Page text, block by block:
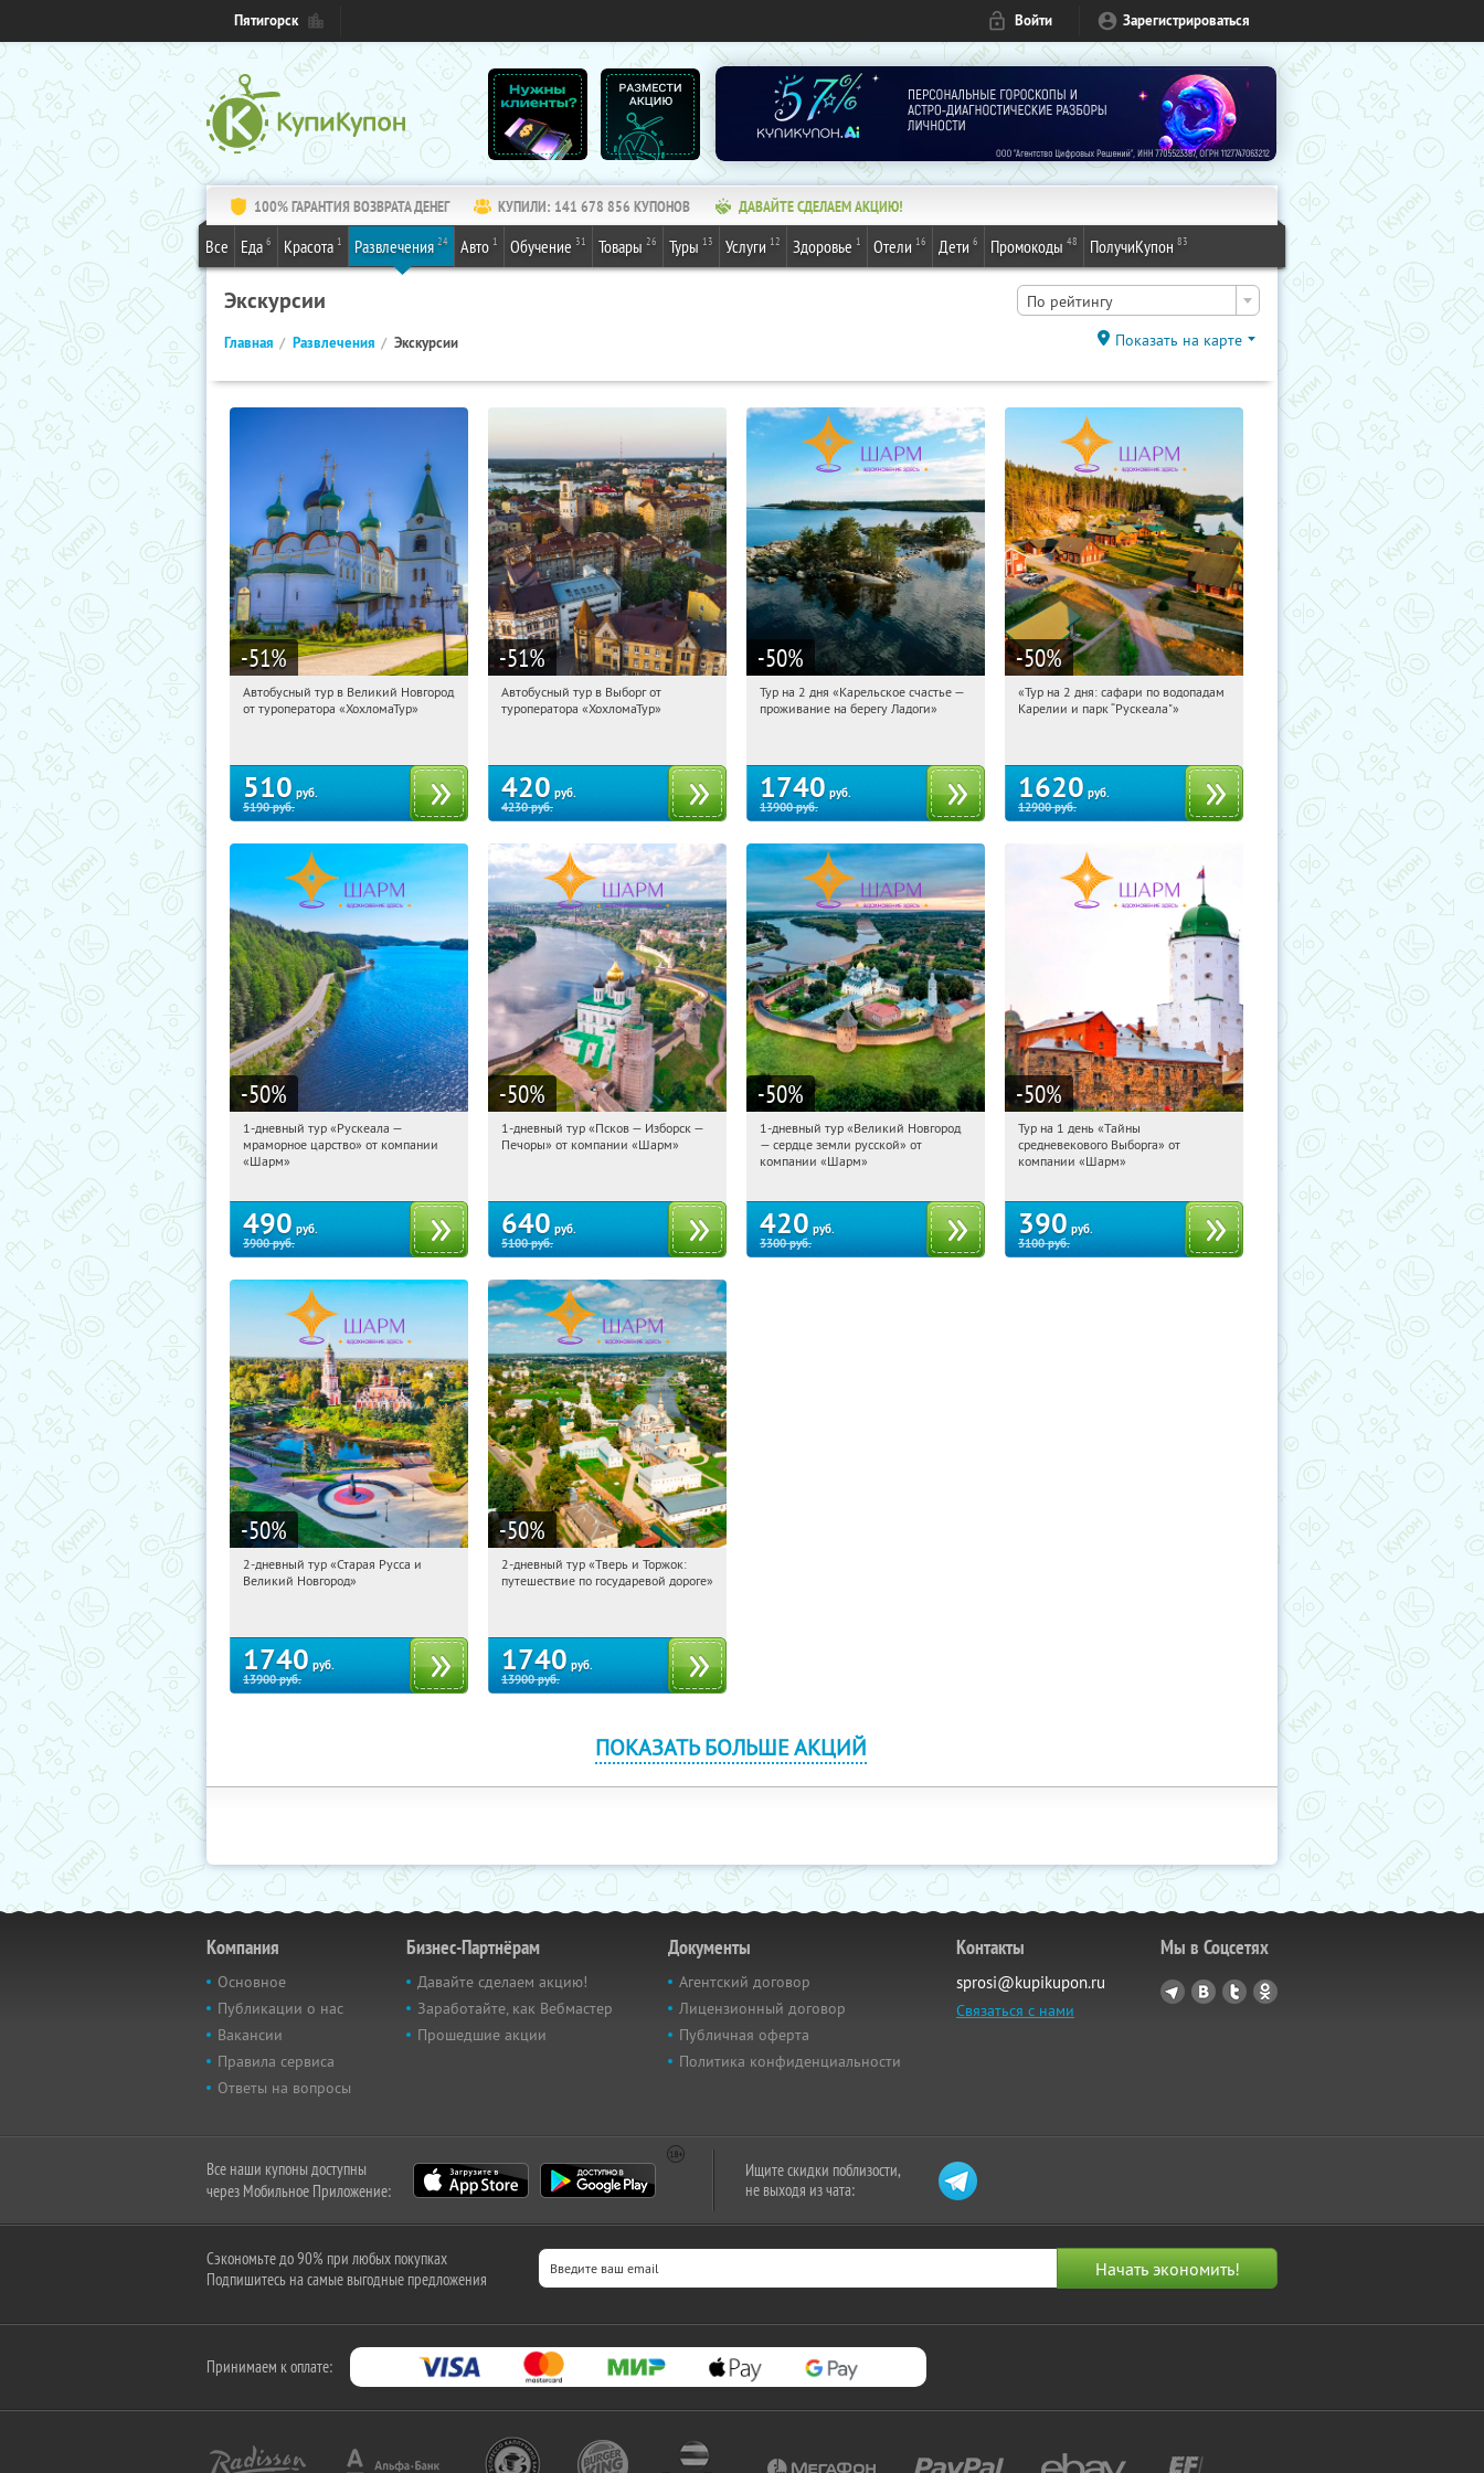
Пятигорск Войти Зарегистрироваться
100% ГАРАНТИЯ ВОЗВРАТА ДЕНЕГ КУПИЛИ: 141 678 856 КУПОНОВ ДАВАЙТЕ СДЕЛАЕМ АКЦИЮ!
Все Еда 6 Красота 1 Развлечения 24 Авто 1 Обучение 31 Товары 26 Туры 13 Услуги 12 Здоровье 1 Отели 16 Дети 6 Промокоды 48 ПолучиКупон 83
Экскурсии По рейтингу
Главная Развлечения Экскурсии Показать на карте
-51%
03:16:01 Купили:2
Автобусный тур в Великий Новгород
от туроператора «ХохломаТур»
510 руб.
5190руб.
-51%
03:16:01 Купили:
Автобусный тур в Выборг от
туроператора «ХохломаТур»
420 руб.
4230руб.
-50%
03:16:01 Купили:39
Тур на 2 дня «Карельское счастье —
проживание на берегу Ладоги»
1740 руб.
13900руб.
-50%
03:16:01 Купили:
«Тур на 2 дня: сафари по водопадам
Карелии и парк “Рускеала"»
1620 руб.
12900руб.
-50%
03:16:01 Купили:
Достоевская
1-дневный тур «Рускеала —
мраморное царство» от компании
«Шарм»
490 руб.
3900руб.
-50%
03:16:01 Купили:12
1-дневный тур «Псков — Изборск —
Печоры» от компании «Шарм»
640 руб.
5100руб.
-50%
03:16:01 Купили:22
Достоевская
1-дневный тур «Великий Новгород
— сердце земли русской» от
компании «Шарм»
420 руб.
3300руб.
-50%
03:16:01
Достоевская
Тур на 1 день «Тайны
средневекового Выборга» от
компании «Шарм»
390 руб.
3100руб.
-50%
03:16:01 Купили:
2-дневный тур «Старая Русса и
Великий Новгород»
1740 руб.
13900руб.
-50%
03:16:01 Купили:
2-дневный тур «Тверь и Торжок:
путешествие по государевой дороге»
1740 руб.
13900руб.
ПОКАЗАТЬ БОЛЬШЕ АКЦИЙ
Компания
Основное
Публикации о нас
Вакансии
Правила сервиса
Ответы на вопросы
Бизнес-Партнёрам
Давайте сделаем акцию!
Заработайте, как Вебмастер
Прошедшие акции
Документы
Агентский договор
Лицензионный договор
Публичная оферта
Политика конфиденциальности
Контакты
sprosi@kupikupon.ru
Связаться с нами
Мы в Соцсетях
Все наши купоны доступны
через Мобильное Приложение:
Ищите скидки поблизости,
не выходя из чата:
Сэкономьте до 90% при любых покупках
Подпишитесь на самые выгодные предложения
Принимаем к оплате: